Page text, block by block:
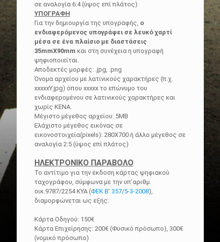
σε αναλογία 6:4 (ύψος επί πλάτος)
ΥΠΟΓΡΑΦΗ
Για την δημιουργία της υπογραφής, ο
ενδιαφερόμενος υπογράφει σε λευκό χαρτί
μέσα σε ένα πλαίσιο με διαστάσεις
35mmΧ90mm και στη συνέχεια η υπογραφή
ψηφιοποιείται.
Αποδεκτές μορφές: .jpg, .png
Όνομα αρχείου με λατινικούς χαρακτήρες (π.χ.
xxxxxY.jpg) όπου xxxxx το επώνυμο του
ενδιαφερομένου σε λατινικούς χαρακτήρες και
χωρίς ΚΕΝΑ.
Μέγιστο μέγεθος αρχείου: 5MB
Ελάχιστο μέγεθος εικόνας σε
εικονοστοιχεία(pixels): 280Χ700 ή άλλο μέγεθος σε
αναλογία 2:5 (ύψος επί πλάτος)
ΗΛΕΚΤΡΟΝΙΚΟ ΠΑΡΑΒΟΛΟ
Το αντίτιμο για την έκδοση κάρτας ψηφιακού
ταχογράφου, σύμφωνα με την υπ’αριθμ.
οικ.9787/2254 ΚΥΑ (ΦΕΚ Β’ 357/5-3-2008),
διαμορφώνεται ως εξής:
Κάρτα Οδηγού: 150€
Κάρτα Επιχείρησης: 200€ (Φυσικό πρόσωπο), 300€
(νομικό πρόσωπο)